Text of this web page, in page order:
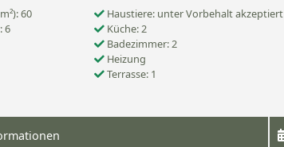
60
Haustiere: unter Vorbehalt akzeptiert
6
Küche: 2
Badezimmer: 2
Heizung
Terrasse: 1